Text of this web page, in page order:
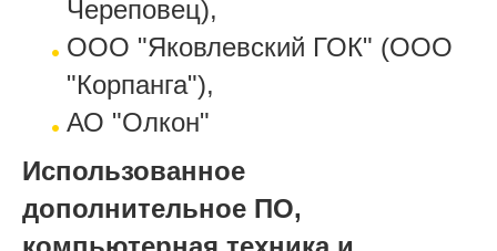
Череповец),
ООО "Яковлевский ГОК" (ООО
"Корпанга"),
АО "Олкон"
Использованное
дополнительное ПО,